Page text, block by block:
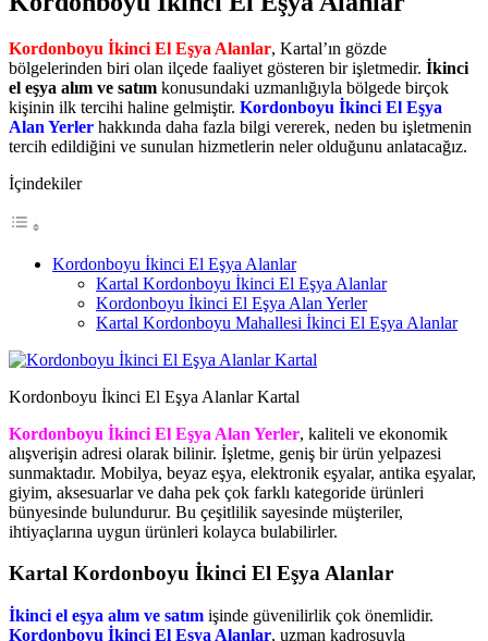
Kordonboyu İkinci El Eşya Alanlar, Kartal’ın gözde
bölgelerinden biri olan ilçede faaliyet gösteren bir işletmedir. İkinci
el eşya alım ve satım konusundaki uzmanlığıyla bölgede birçok
kişinin ilk tercihi haline gelmiştir. Kordonboyu İkinci El Eşya
Alan Yerler hakkında daha fazla bilgi vererek, neden bu işletmenin
tercih edildiğini ve sunulan hizmetlerin neler olduğunu anlatacağız.
İçindekiler
Kordonboyu İkinci El Eşya Alanlar
Kartal Kordonboyu İkinci El Eşya Alanlar
Kordonboyu İkinci El Eşya Alan Yerler
Kartal Kordonboyu Mahallesi İkinci El Eşya Alanlar
Kordonboyu İkinci El Eşya Alanlar Kartal
Kordonboyu İkinci El Eşya Alan Yerler, kaliteli ve ekonomik
alışverişin adresi olarak bilinir. İşletme, geniş bir ürün yelpazesi
sunmaktadır. Mobilya, beyaz eşya, elektronik eşyalar, antika eşyalar,
giyim, aksesuarlar ve daha pek çok farklı kategoride ürünleri
bünyesinde bulundurur. Bu çeşitlilik sayesinde müşteriler,
ihtiyaçlarına uygun ürünleri kolayca bulabilirler.
Kartal Kordonboyu İkinci El Eşya Alanlar
İkinci el eşya alım ve satım işinde güvenilirlik çok önemlidir.
Kordonboyu İkinci El Eşya Alanlar, uzman kadrosuyla